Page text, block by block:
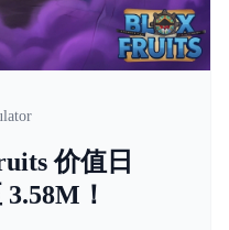
价值日
！